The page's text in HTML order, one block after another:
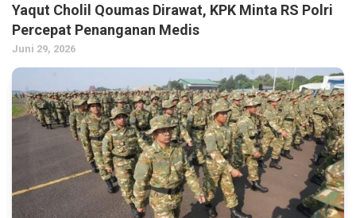
Yaqut Cholil Qoumas Dirawat, KPK Minta RS Polri
Percepat Penanganan Medis
Juni 29, 2026